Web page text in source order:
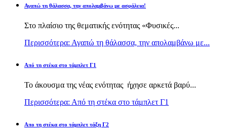
Αγαπώ τη θάλασσα, την απολαμβάνω με ασφάλεια!
Στο πλαίσιο της θεματικής ενότητας «Φυσικές...
Περισσότερα: Αγαπώ τη θάλασσα, την απολαμβάνω με...
Από τη στέκα στο τάμπλετ Γ1
Το άκουσμα της νέας ενότητας ήχησε αρκετά βαρύ...
Περισσότερα: Από τη στέκα στο τάμπλετ Γ1
Απο τη στέκα στο τάμπλετ τάξη Γ2